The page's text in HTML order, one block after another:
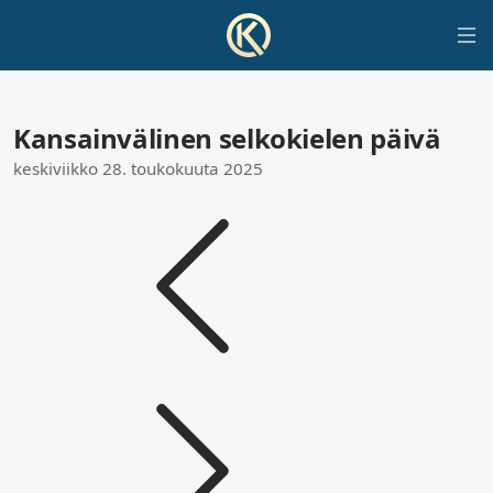
Kansainvälinen selkokielen päivä
keskiviikko 28. toukokuuta 2025